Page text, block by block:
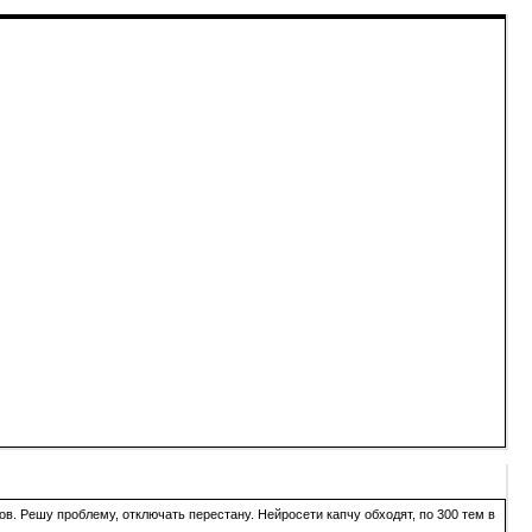
Решу проблему, отключать перестану. Нейросети капчу обходят, по 300 тем в